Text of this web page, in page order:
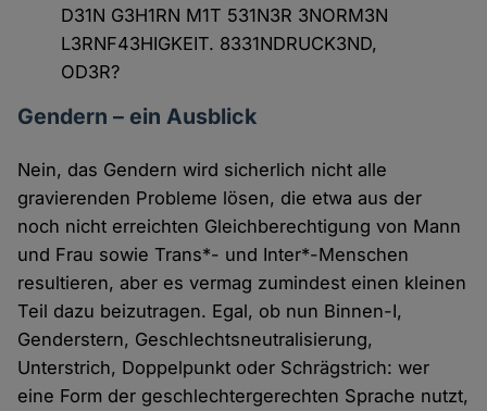
D31N G3H1RN M1T 531N3R 3NORM3N
L3RNF43HIGKEIT. 8331NDRUCK3ND,
OD3R?
Gendern – ein Ausblick
Nein, das Gendern wird sicherlich nicht alle
gravierenden Probleme lösen, die etwa aus der
noch nicht erreichten Gleichberechtigung von Mann
und Frau sowie Trans*- und Inter*-Menschen
resultieren, aber es vermag zumindest einen kleinen
Teil dazu beizutragen. Egal, ob nun Binnen-I,
Genderstern, Geschlechtsneutralisierung,
Unterstrich, Doppelpunkt oder Schrägstrich: wer
eine Form der geschlechtergerechten Sprache nutzt,